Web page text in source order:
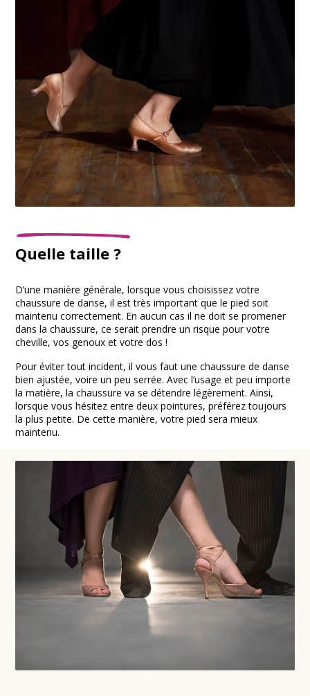
Quelle taille ?
D’une manière générale, lorsque vous choisissez votre
chaussure de danse, il est très important que le pied soit
maintenu correctement. En aucun cas il ne doit se promener
dans la chaussure, ce serait prendre un risque pour votre
cheville, vos genoux et votre dos !
Pour éviter tout incident, il vous faut une chaussure de danse
bien ajustée, voire un peu serrée. Avec l’usage et peu importe
la matière, la chaussure va se détendre légèrement. Ainsi,
lorsque vous hésitez entre deux pointures, préférez toujours
la plus petite. De cette manière, votre pied sera mieux
maintenu.